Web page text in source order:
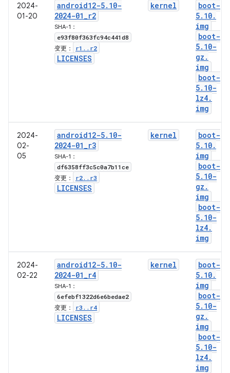
2024-
01-20
android12-5. 10-
2024-01_r2
SHA-1：
e93f80f363fc94c441d8
变更： r1 . . r2
LICENSES
kernel
boot-
5. 10.
img
boot-
5. 10-
gz .
img
boot-
5. 10-
lz4.
img
2024-
02-
05
android12-5. 10-
2024-01_r3
SHA-1：
df6358ff3c5c0a7b11ce
变更： r2. . r3
LICENSES
kernel
boot-
5. 10.
img
boot-
5. 10-
gz .
img
boot-
5. 10-
lz4.
img
2024-
02-22
android12-5. 10-
2024-01_r4
SHA-1：
6efebf1322d6e6bedae2
变更： r3 . . r4
LICENSES
kernel
boot-
5. 10.
img
boot-
5. 10-
gz .
img
boot-
5. 10-
lz4.
img